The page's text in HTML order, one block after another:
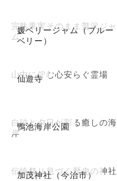
媛ベリージャム（ブルー
ベリー）
完熟果実そのまま贅沢ジャ
ム
仙遊寺
山中に佇む心安らぐ霊場
鴨池海岸公園
白砂と夕日が彩る癒しの海
岸
加茂神社（今治市）
伝統祭り息づく歴史の神社